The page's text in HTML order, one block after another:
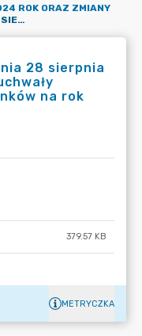
ROK ORAZ ZMIANY
ZARZĄDZENIE NR 154/24 Z DNIA 28 SIERPNIA 2024 R. W SPRAWIE ZMIANY UCHWAŁY BUDŻETOWEJ MIASTA RADZIONKÓW NA ROK 2024
28 sierpnia
na rok
379.57 KB
METRYCZKA